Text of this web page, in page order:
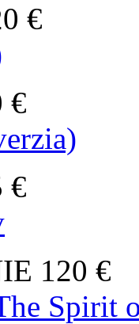
€
€
€
120 €
Spirit